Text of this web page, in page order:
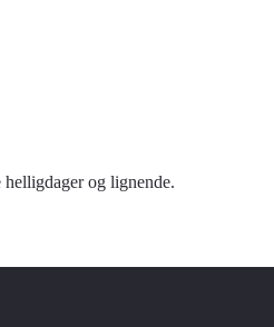
og lignende.